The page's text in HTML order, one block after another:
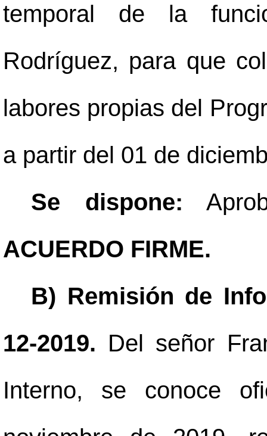
temporal de la
Rodríguez, para que
labores propias del
a partir del 01 de
Se dispone:
ACUERDO FIRME.
B) Remisión de
12-2019. Del señor
Interno, se conoce